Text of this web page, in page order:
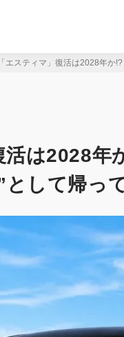
エスティマ」復活は2028年か
活は2028年
して帰っ